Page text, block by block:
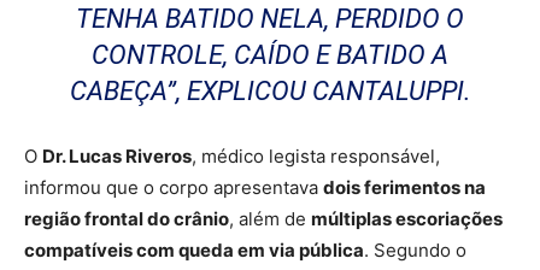
TENHA BATIDO NELA, PERDIDO O
CONTROLE, CAÍDO E BATIDO A
CABEÇA”, EXPLICOU CANTALUPPI.
O Dr. Lucas Riveros, médico legista responsável,
informou que o corpo apresentava dois ferimentos na
região frontal do crânio, além de múltiplas escoriações
compatíveis com queda em via pública. Segundo o